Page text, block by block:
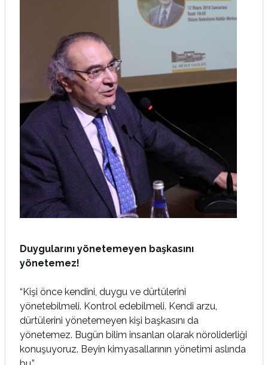
Duygularını yönetemeyen başkasını
yönetemez!
“Kişi önce kendini, duygu ve dürtülerini
yönetebilmeli. Kontrol edebilmeli. Kendi arzu,
dürtülerini yönetemeyen kişi başkasını da
yönetemez. Bugün bilim insanları olarak nöroliderliği
konuşuyoruz. Beyin kimyasallarının yönetimi aslında